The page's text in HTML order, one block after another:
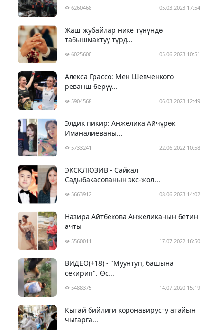
6260468 05.03.2023 17:54
Жаш жубайлар нике түнүндө
табышмактуу түрд...
6025600 05.06.2023 10:51
Алекса Грассо: Мен Шевченкого
реванш берүү...
5904568 06.03.2023 12:49
Элдик пикир: Анжелика Айчүрөк
Иманалиеваны...
5733241 22.06.2022 10:58
ЭКСКЛЮЗИВ - Сайкал
Садыбакасованын экс-жол...
5663912 08.06.2023 14:02
Назира Айтбекова Анжеликанын бетин
ачты
5560011 17.07.2022 16:50
ВИДЕО(+18) - "Муунтуп, башына
секирип". Өс...
5488375 14.07.2020 15:19
Кытай бийлиги коронавирусту атайын
чыгарга...